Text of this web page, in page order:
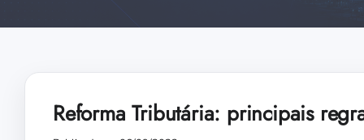
Reforma Tributária: principais